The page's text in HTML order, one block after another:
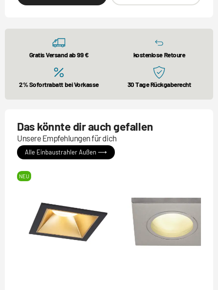
Gratis Versand ab 99 € kostenlose Retoure
2% Sofortrabatt bei Vorkasse 30 Tage Rückgaberecht
Das könnte dir auch gefallen
Unsere Empfehlungen für dich
Alle Einbaustrahler Außen ⟶
NEU